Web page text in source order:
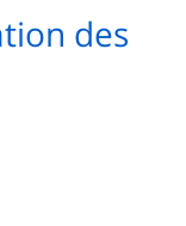
des